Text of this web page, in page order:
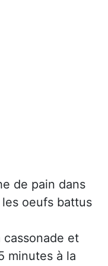
de pain dans
oeufs battus
cassonade et
minutes à la